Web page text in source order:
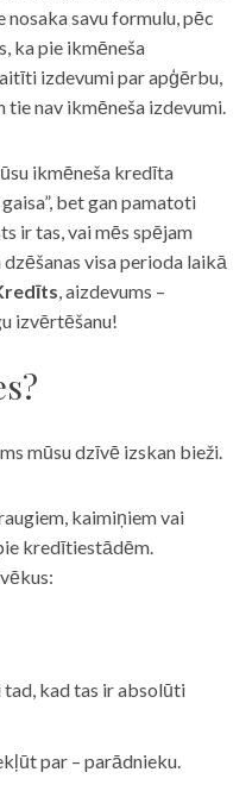
savu formulu, pēc
ka pie ikmēneša
izdevumi par apģērbu,
nav ikmēneša izdevumi.
ikmēneša kredīta
bet gan pamatoti
ir tas, vai mēs spējam
visa perioda laikā
, aizdevums –
izvērtēšanu!
mūsu dzīvē izskan bieži.
kaimiņiem vai
kredītiestādēm.
kad tas ir absolūti
par – parādnieku.